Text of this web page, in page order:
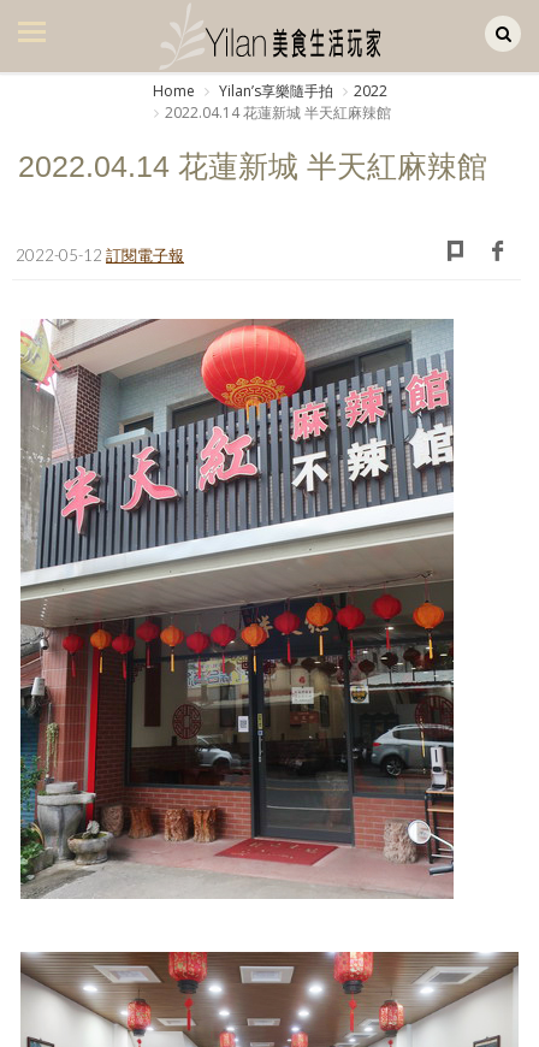
美食集
廚房集
旅遊美食集
生活風
書房集
日記簿
餐桌週記
享樂隨手拍
照相簿
影音區
創意出版服務
歷史區
關於Yilan
個人著作
活動實況記錄
合作與代言
訂閱電子報
Home Yilanʼs享樂隨手拍
2022
2022.04.14 花蓮新城 半天紅麻辣館
2022.04.14 花蓮新城 半天紅麻辣館
2022-05-12 訂閱電子報